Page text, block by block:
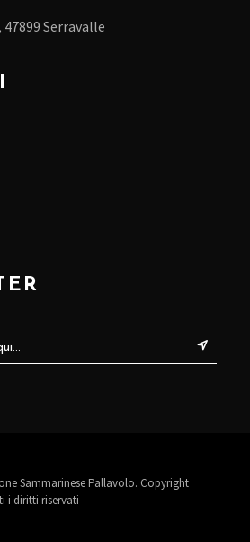
47899 Serravalle
Sammarinese Pallavolo. Copyright
i diritti riservati